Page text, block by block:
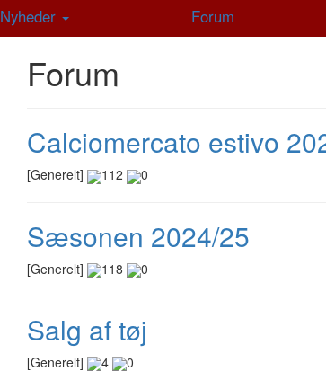
Nyheder Forum
Forum
Calciomercato estivo
[Generelt] 112 0
Sæsonen 2024/25
[Generelt] 118 0
Salg af tøj
[Generelt] 4 0